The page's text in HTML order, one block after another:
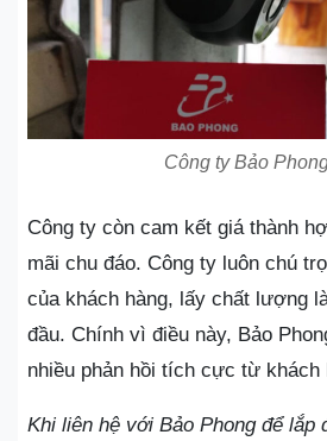
Công ty Bảo
Công ty còn cam kết giá thành
mãi chu đáo. Công ty luôn chú
của khách hàng, lấy chất lượng
đầu. Chính vì điều này, Bảo
nhiều phản hồi tích cực từ khách
Khi liên hệ với Bảo Phong để lắp